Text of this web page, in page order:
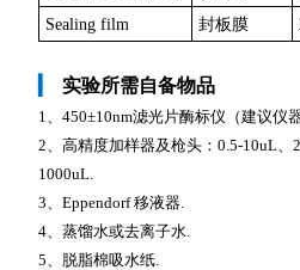
Sealing film
封板膜
实验所需自备物品
1、450±10nm滤光片酶标仪（建议仪
2、高精度加样器及枪头：0.5-10uL、
1000uL.
3、Eppendorf 移液器.
4、蒸馏水或去离子水.
5、脱脂棉吸水纸.